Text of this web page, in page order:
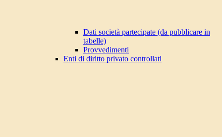
Dati società partecipate (da pubblicare in
tabelle)
Provvedimenti
Enti di diritto privato controllati